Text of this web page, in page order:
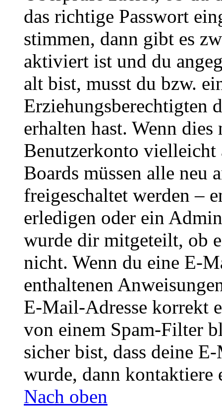
das richtige Passwort
stimmen, dann gibt es
aktiviert ist und du
alt bist, musst du bzw.
Erziehungsberechtigten
erhalten hast. Wenn
Benutzerkonto
Boards müssen alle neu
freigeschaltet werden –
erledigen oder ein
wurde dir mitgeteilt, ob
nicht. Wenn du eine E-
enthaltenen
E-Mail-Adresse korrekt
von einem Spam-Filter
sicher bist, dass deine
wurde, dann kontaktiere
Nach oben